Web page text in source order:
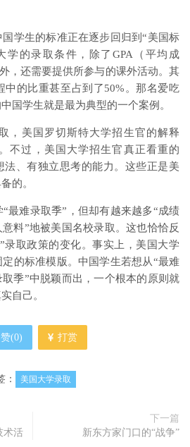
学生的标准正在逐步回归到“美国标
学的录取条件，除了GPA（平均成
，还需要提供所参与的课外活动。其
中的比重甚至占到了50%。那名爱吃
国学生就是最为典型的一个案例。​
，美国罗切斯特大学招生官的解释
不过，美国大学招生官真正看重的
法、有独立思考的能力。这些正是美
的。​
最难录取季”，但却有越来越多“成绩
料”地被美国名校录取。这也恰恰反
录取政策的变化。事实上，美国大学
的标准模版。中国学生若想从“最难
季”中脱颖而出，一个根本的原则就
自己。​
赞(0) 打赏
： 美国大学录取
术活
下一篇
新东方家门口的“战争”